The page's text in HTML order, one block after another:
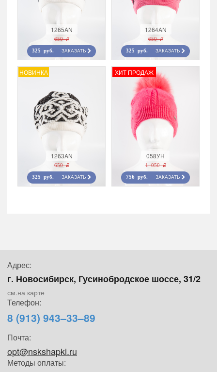
1265AN
650 r
325 руб. ЗАКАЗАТЬ
1264AN
650 r
325 руб. ЗАКАЗАТЬ
НОВИНКА
1263AN
650 r
325 руб. ЗАКАЗАТЬ
ХИТ ПРОДАЖ
058УН
1 050 r
756 руб. ЗАКАЗАТЬ
Адрес:
г. Новосибирск, Гусинобродское шоссе, 31/2
см.на карте
Телефон:
8 (913) 943–33–89
Почта:
opt@nskshapki.ru
Методы оплаты: